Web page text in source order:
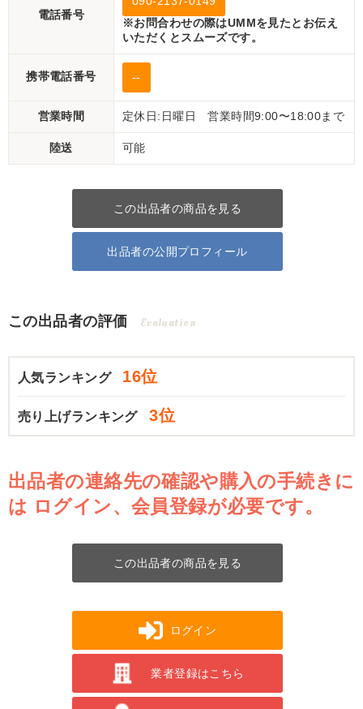
電話番号
※お問合わせの際はUMMを見たとお伝え
いただくとスムーズです。
携帯電話番号 --
営業時間 定休日:日曜日 営業時間9:00〜18:00まで
陸送 可能
この出品者の商品を見る
出品者の公開プロフィール
この出品者の評価 Evaluation
人気ランキング 16位
売り上げランキング 3位
出品者の連絡先の確認や購入の手続きに
は ログイン、会員登録が必要です。
この出品者の商品を見る
ログイン
業者登録はこちら